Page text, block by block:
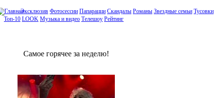
Эксклюзив Фотосессии Папарацци Скандалы Романы Звездные семьи Тусовки
Топ-10 LOOK Музыка и видео Телешоу Рейтинг
Сaмое гoрячее за неделю!